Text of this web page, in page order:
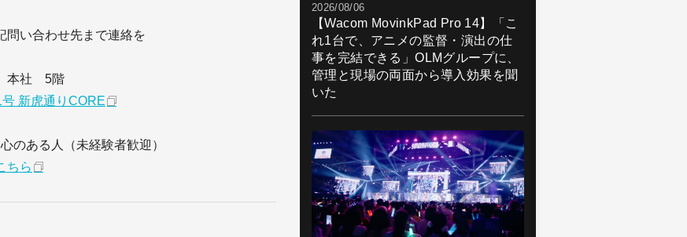
い合わせ先まで連絡を
本社 5階
新虎通りCORE
のある人（未経験者歓迎）
ちら
2026/08/06
【Wacom MovinkPad Pro 14】「こ
れ1台で、アニメの監督・演出の仕
事を完結できる」OLMグループに、
管理と現場の両面から導入効果を聞
いた